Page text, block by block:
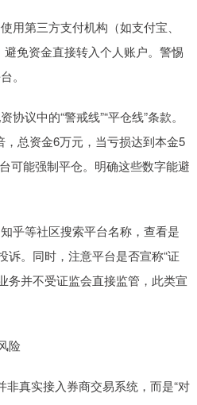
用第三方支付机构（如支付宝、
免资金直接转入个人账户。警惕
。
议中的“警戒线”“平仓线”条款。
总资金6万元，当亏损达到本金5
可能强制平仓。明确这些数字能避
乎等社区搜索平台名称，查看是
诉。同时，注意平台是否宣称“证
并不受证监会直接监管，此类宣
险
真实接入券商交易系统，而是“对